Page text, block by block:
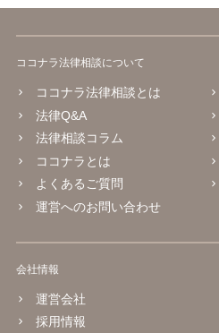
ココナラ法律相談について
ココナラ法律相談とは
法律Q&A
法律相談コラム
ココナラとは
よくあるご質問
運営へのお問い合わせ
会社情報
運営会社
採用情報